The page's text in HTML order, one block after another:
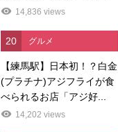
14,836 views
20 グルメ
【練馬駅】日本初！？白金
(プラチナ)アジフライが食
べられるお店「アジ好...
14,202 views